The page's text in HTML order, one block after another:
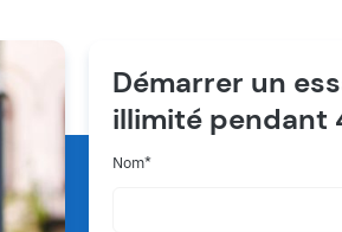
Démarrer un
illimité pendant
Nom